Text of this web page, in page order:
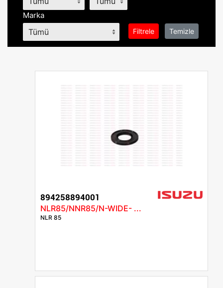
Marka
Filtrele Temizle
894258894001
NLR85/NNR85/N-WIDE- ...
NLR 85